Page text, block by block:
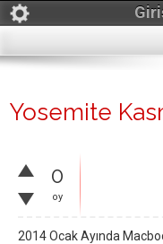
Yosemite
0
oy
2014 Ocak Ayında